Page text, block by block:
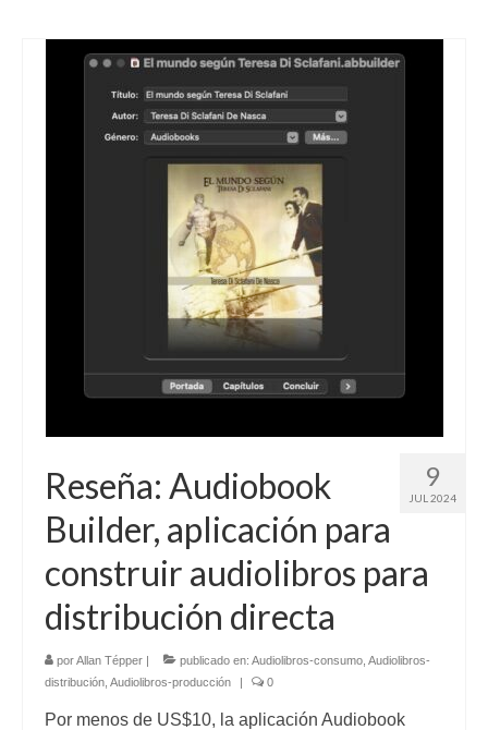
9
JUL 2024
Reseña: Audiobook
Builder, aplicación para
construir audiolibros para
distribución directa
porAllan Tépper publicado en: Audiolibros-consumo Audiolibros-
distribución Audiolibros-producción 0
Por menos de US$10, la aplicación Audiobook